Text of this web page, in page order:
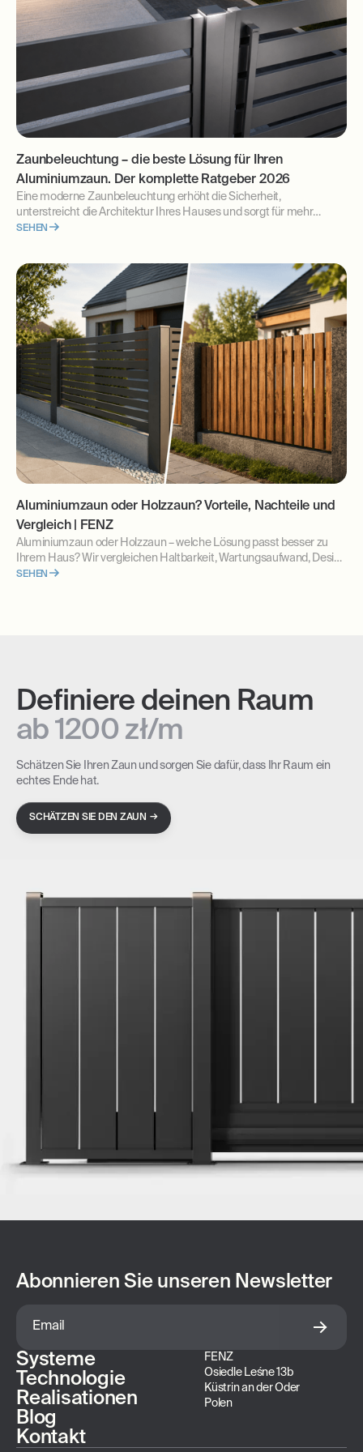
Zaunbeleuchtung – die beste Lösung für Ihren
Aluminiumzaun. Der komplette Ratgeber 2026
Eine moderne Zaunbeleuchtung erhöht die Sicherheit,
unterstreicht die Architektur Ihres Hauses und sorgt für mehr
Komfort im Alltag. Erfahren Sie, welche LED-Zaunbeleuchtung sich
SEHEN
Aluminiumzaun oder Holzzaun? Vorteile, Nachteile und
Vergleich | FENZ
Aluminiumzaun oder Holzzaun – welche Lösung passt besser zu
Ihrem Haus? Wir vergleichen Haltbarkeit, Wartungsaufwand, Design
und langfristige Kosten. Erfahren Sie, welche Zaunlösung sich für
SEHEN
Definiere deinen Raum
ab 1200 zł/m
Schätzen Sie Ihren Zaun und sorgen Sie dafür, dass Ihr Raum ein
echtes Ende hat.
SCHÄTZEN SIE DEN ZAUN →
Systeme
Technologie
Realisationen
Blog
Kontakt
FENZ
Osiedle Leśne 13b
Küstrin an der Oder
Polen
Abonnieren Sie unseren Newsletter